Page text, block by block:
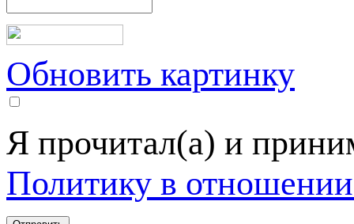
Обновить картинку
Я прочитал(а) и
Политику в